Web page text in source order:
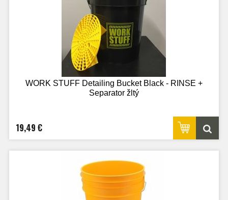
WORK STUFF Detailing Bucket Black - RINSE +
Separator žltý
19,49 €